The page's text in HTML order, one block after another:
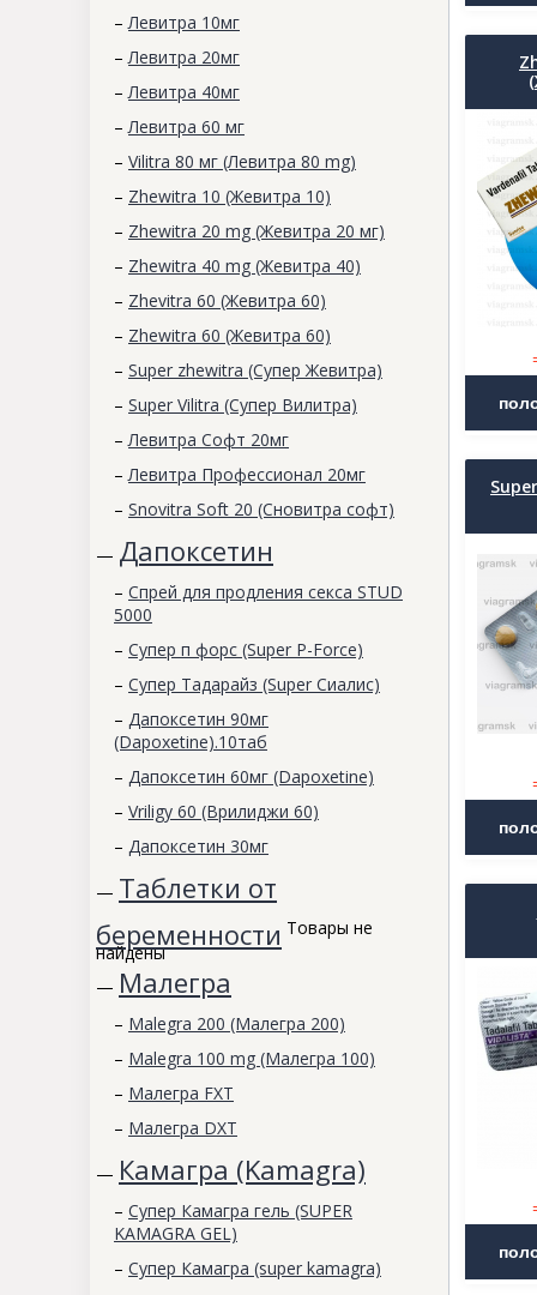
– Левитра 10мг
– Левитра 20мг
– Левитра 40мг
– Левитра 60 мг
– Vilitra 80 мг (Левитра 80 mg)
– Zhewitra 10 (Жевитра 10)
– Zhewitra 20 mg (Жевитра 20 мг)
– Zhewitra 40 mg (Жевитра 40)
– Zhevitra 60 (Жевитра 60)
– Zhewitra 60 (Жевитра 60)
– Super zhewitra (Супер Жевитра)
– Super Vilitra (Супер Вилитра)
– Левитра Софт 20мг
– Левитра Профессионал 20мг
– Snovitra Soft 20 (Сновитра софт)
— Дапоксетин
– Спрей для продления секса STUD
5000
– Супер п форс (Super P-Force)
– Супер Тадарайз (Super Сиалис)
– Дапоксетин 90мг
(Dapoxetine).10таб
– Дапоксетин 60мг (Dapoxetine)
– Vriligy 60 (Врилиджи 60)
– Дапоксетин 30мг
— Таблетки от
беременности Товары не
найдены
— Малегра
– Malegra 200 (Малегра 200)
– Malegra 100 mg (Малегра 100)
– Малегра FXT
– Малегра DXT
— Камагра (Kamagra)
– Супер Камагра гель (SUPER
KAMAGRA GEL)
– Супер Камагра (super kamagra)